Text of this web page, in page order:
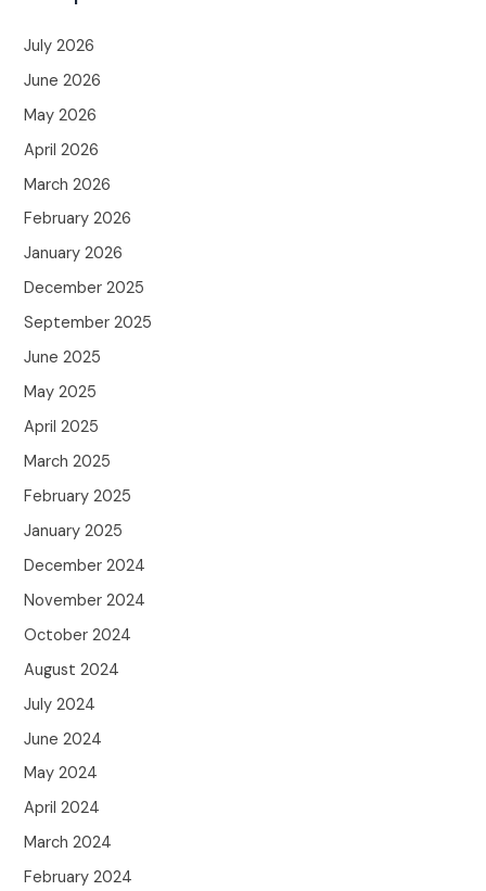
July 2026
June 2026
May 2026
April 2026
March 2026
February 2026
January 2026
December 2025
September 2025
June 2025
May 2025
April 2025
March 2025
February 2025
January 2025
December 2024
November 2024
October 2024
August 2024
July 2024
June 2024
May 2024
April 2024
March 2024
February 2024